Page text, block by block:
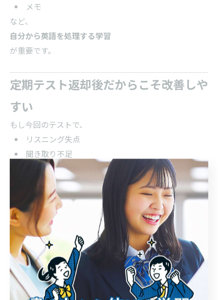
メモ
など、
自分から英語を処理する学習
が重要です。
定期テスト返却後だからこそ改善しや
すい
もし今回のテストで、
リスニング失点
聞き取り不足
語彙不足
が見えたなら、
次回テストや入試へ向けて改善を始める良いタイミング
です。
保護者にも確認しやすい学習法
音読や書き取りは、
学習時間
継続状況